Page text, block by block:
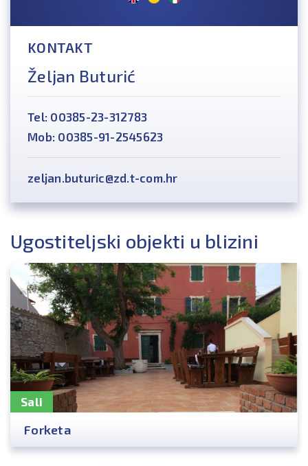
KONTAKT
Željan Buturić
Tel: 00385-23-312783
Mob: 00385-91-2545623
zeljan.buturic@zd.t-com.hr
Ugostiteljski objekti u blizini
Sali
Forketa